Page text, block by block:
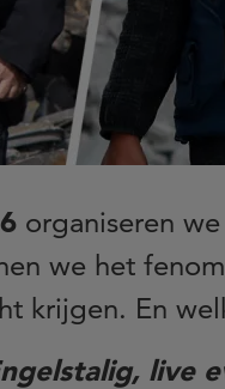
organiseren
we het
krijgen. En
live